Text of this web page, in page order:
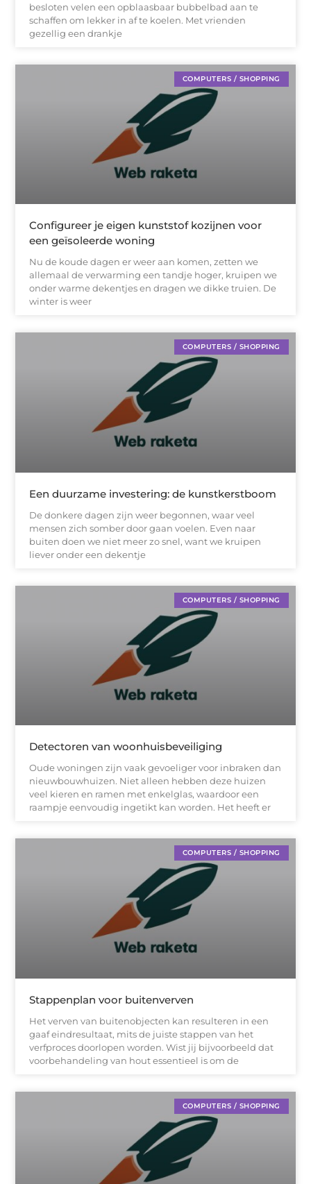
besloten velen een opblaasbaar bubbelbad aan te
schaffen om lekker in af te koelen. Met vrienden
gezellig een drankje
COMPUTERS / SHOPPING
Configureer je eigen kunststof kozijnen voor
een geïsoleerde woning
Nu de koude dagen er weer aan komen, zetten we
allemaal de verwarming een tandje hoger, kruipen we
onder warme dekentjes en dragen we dikke truien. De
winter is weer
COMPUTERS / SHOPPING
Een duurzame investering: de kunstkerstboom
De donkere dagen zijn weer begonnen, waar veel
mensen zich somber door gaan voelen. Even naar
buiten doen we niet meer zo snel, want we kruipen
liever onder een dekentje
COMPUTERS / SHOPPING
Detectoren van woonhuisbeveiliging
Oude woningen zijn vaak gevoeliger voor inbraken dan
nieuwbouwhuizen. Niet alleen hebben deze huizen
veel kieren en ramen met enkelglas, waardoor een
raampje eenvoudig ingetikt kan worden. Het heeft er
COMPUTERS / SHOPPING
Stappenplan voor buitenverven
Het verven van buitenobjecten kan resulteren in een
gaaf eindresultaat, mits de juiste stappen van het
verfproces doorlopen worden. Wist jij bijvoorbeeld dat
voorbehandeling van hout essentieel is om de
COMPUTERS / SHOPPING